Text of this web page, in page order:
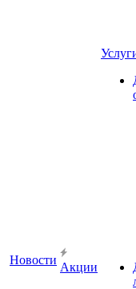
Новости
Акции